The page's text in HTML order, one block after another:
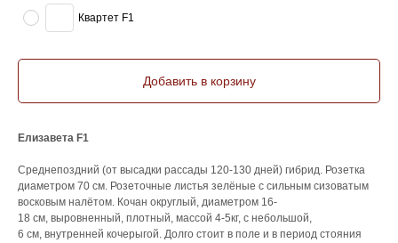
Квартет F1
Добавить в корзину
Елизавета F1
Среднепоздний (от высадки рассады 120-130 дней) гибрид. Розетка
диаметром 70 см. Розеточные листья зелёные с сильным сизоватым
восковым налётом. Кочан округлый, диаметром 16-
18 см, выровненный, плотный, массой 4-5кг, с небольшой,
6 см, внутренней кочерыгой. Долго стоит в поле и в период стояния